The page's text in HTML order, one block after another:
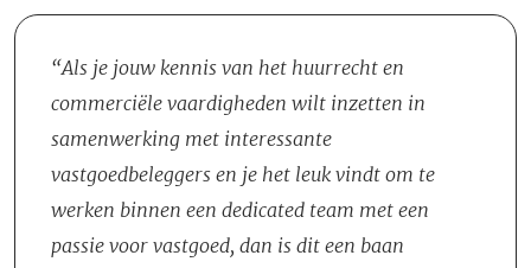
omgevingsrecht, bouw- en huurrecht en transacties. Binnen alle
vier van deze terreinen kunnen vragen met betrekking tot het
commerciële huurrecht spelen. Dit kan bijvoorbeeld betrekking
hebben op het portofolio beheer van vastgoed of de aan- en
Als je jouw kennis van het huurrecht en
commerciële vaardigheden wilt inzetten in
samenwerking met interessante
vastgoedbeleggers en je het leuk vindt om te
werken binnen een dedicated team met een
passie voor vastgoed, dan is dit een baan